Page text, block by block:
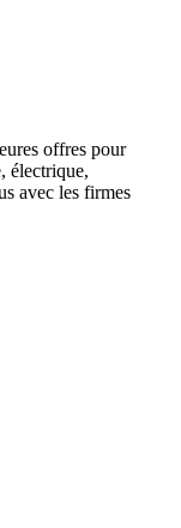
offres pour
électrique,
avec les firmes